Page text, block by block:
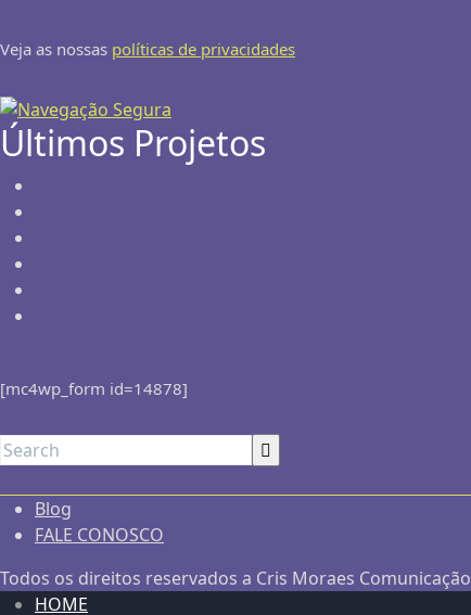
Veja as nossas políticas de privacidades
Últimos Projetos
[mc4wp_form id=14878]
Blog
FALE CONOSCO
Todos os direitos reservados a Cris Moraes Comunicação
HOME